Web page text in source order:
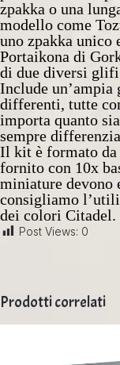
zpakka o una
modello come
uno zpakka unico
Portaikona di
di due diversi glifi
Include un’ampia
differenti, tutte
importa quanto
sempre
Il kit è formato da
fornito con 10x
miniature devono
consigliamo
dei colori Citadel.
Post Views: 0
Prodotti correlati